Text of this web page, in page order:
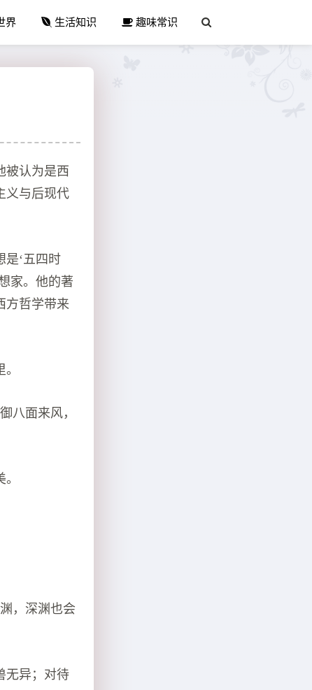
界 生活知识 趣味常识
被认为是西
义与后现代
是‘五四时
家。他的著
方哲学带来
八面来风，
，深渊也会
无异；对待